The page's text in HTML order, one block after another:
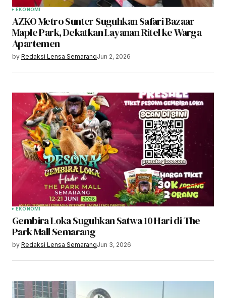
EKONOMI
AZKO Metro Sunter Suguhkan Safari Bazaar
Maple Park, Dekatkan Layanan Ritel ke Warga
Apartemen
by Redaksi Lensa SemarangJun 2, 2026
EKONOMI
Gembira Loka Suguhkan Satwa 10 Hari di The
Park Mall Semarang
by Redaksi Lensa SemarangJun 3, 2026